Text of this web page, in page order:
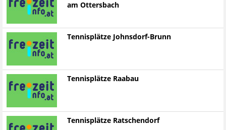
am Ottersbach
Tennisplätze Johnsdorf-Brunn
Tennisplätze Raabau
Tennisplätze Ratschendorf